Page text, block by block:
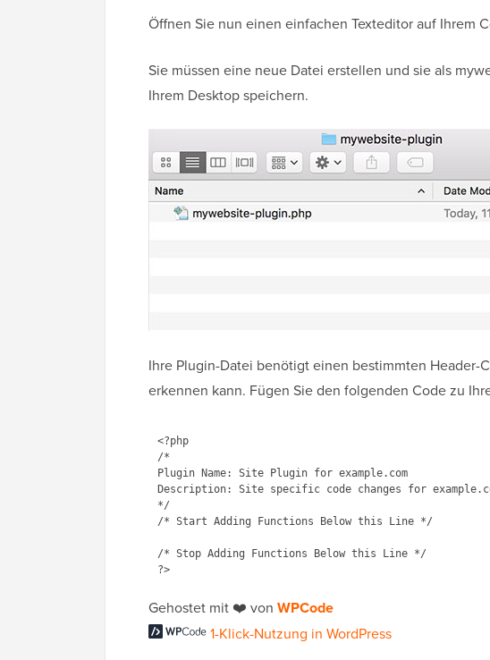
Öffnen Sie nun einen einfachen Texteditor auf Ihrem
Sie müssen eine neue Datei erstellen und sie als
Ihrem Desktop speichern.
Ihre Plugin-Datei benötigt einen bestimmten Header-
erkennen kann. Fügen Sie den folgenden Code zu
<?php
/*
Plugin Name: Site Plugin for example.com
Description: Site specific code changes for
*/
/* Start Adding Functions Below this Line */
/* Stop Adding Functions Below this Line */
?>
Gehostet mit ❤️ von WPCode
1-Klick-Nutzung in WordPress